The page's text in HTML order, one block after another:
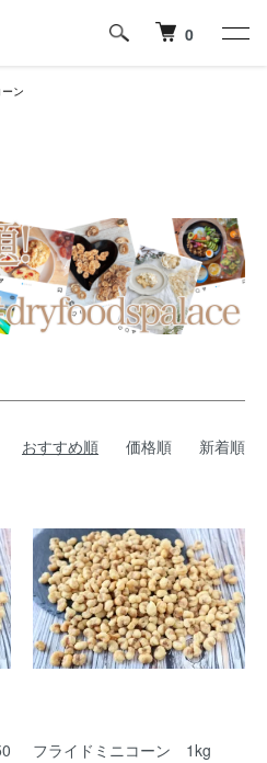
0
ーン
おすすめ順 価格順 新着順
フライドミニコーン 1kg